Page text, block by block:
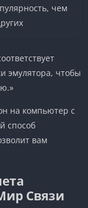
чем
эмулятора, чтобы
на компьютер с
способ
вам
Связи